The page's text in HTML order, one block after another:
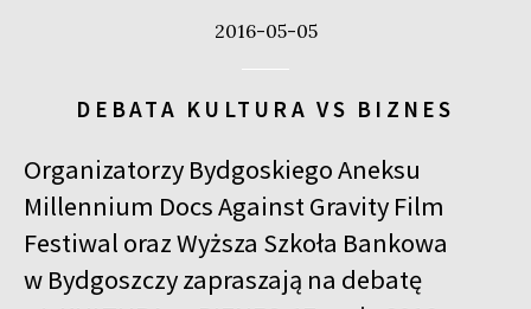
2016-05-05
DEBATA KULTURA VS BIZNES
Organizatorzy Bydgoskiego Aneksu
Millennium Docs Against Gravity Film
Festiwal oraz Wyższa Szkoła Bankowa
w Bydgoszczy zapraszają na debatę